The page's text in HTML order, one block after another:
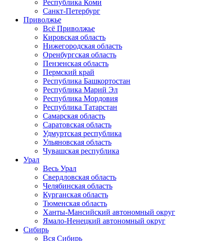
Республика Коми
Санкт-Петербург
Приволжье
Всё Приволжье
Кировская область
Нижегородская область
Оренбургская область
Пензенская область
Пермский край
Республика Башкортостан
Республика Марий Эл
Республика Мордовия
Республика Татарстан
Самарская область
Саратовская область
Удмуртская республика
Ульяновская область
Чувашская республика
Урал
Весь Урал
Свердловская область
Челябинская область
Курганская область
Тюменская область
Ханты-Мансийский автономный округ
Ямало-Ненецкий автономный округ
Сибирь
Вся Сибирь